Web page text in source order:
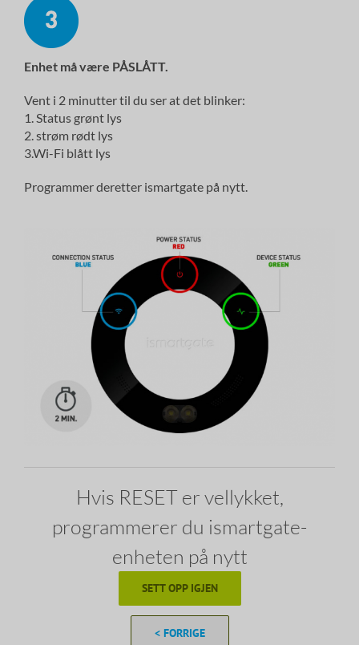
Enhet måvære PÅSLÅTT.
Vent i 2 minutter til du ser at det blinker:
1. Status grønt lys
2. strøm rødt lys
3.Wi-Fi blått lys
Programmer deretter ismartgate på nytt.
Hvis RESET er vellykket,
programmerer du ismartgate-
enheten på nytt
SETT OPP IGJEN
< FORRIGE